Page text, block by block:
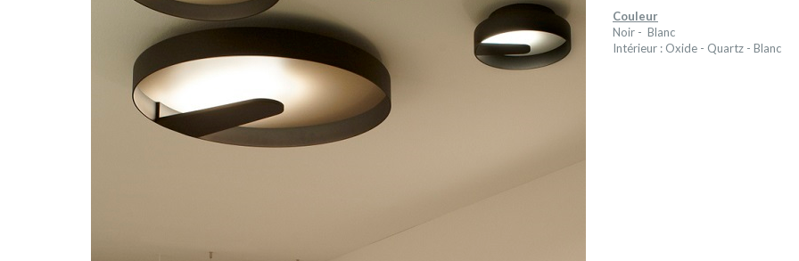
Couleur
Noir - Blanc
Intérieur : Oxide - Quartz - Blanc